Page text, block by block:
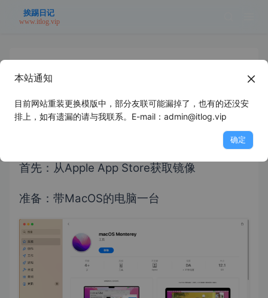
自己动手制作MacOS系统DMG安装镜
像
首先：从Apple App Store获取镜像
准备：带MacOS的电脑一台
本站通知
目前网站重装更换模版中，部分友联可能漏掉了，也有的还没安
排上，如有遗漏的请与我联系。E-mail：admin@itlog.vip
确定